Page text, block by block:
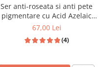
Ser anti-roseata si anti pete
pigmentare cu Acid Azelaic
10% si Acid Hialuronic 30ml
67,00 Lei
(4)